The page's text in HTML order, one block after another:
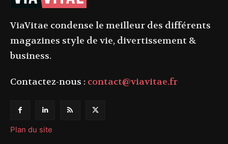
ViaVitae condense le meilleur des différents
magazines style de vie, divertissement &
business.
Contactez-nous : contact@viavitae.fr
Plan du site